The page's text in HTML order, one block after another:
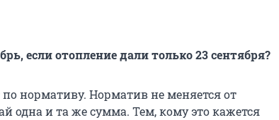
если отопление дали только 23 сентября?
по нормативу. Норматив не меняется от
одна и та же сумма. Тем, кому это кажется